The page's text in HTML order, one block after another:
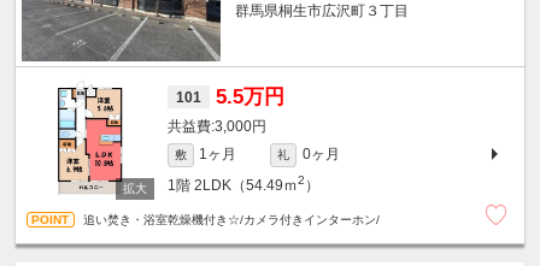
群馬県桐生市広沢町３丁目
101 5.5万円
3,000円
敷 1ヶ月 礼
0ヶ月
1階 2LDK（54.49ｍ2 ）
追い焚き・浴室乾燥機付き☆/カメラ付きインターホン/